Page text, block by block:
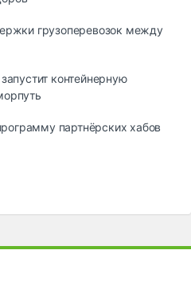
грузоперевозок между
контейнерную
партнёрских хабов